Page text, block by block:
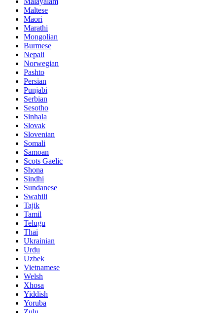
Maltese
Maori
Marathi
Mongolian
Burmese
Nepali
Norwegian
Pashto
Persian
Punjabi
Serbian
Sesotho
Sinhala
Slovak
Slovenian
Somali
Samoan
Scots Gaelic
Shona
Sindhi
Sundanese
Swahili
Tajik
Tamil
Telugu
Thai
Ukrainian
Urdu
Uzbek
Vietnamese
Welsh
Xhosa
Yiddish
Yoruba